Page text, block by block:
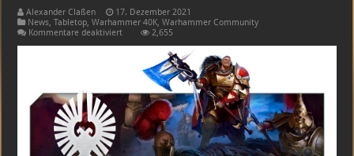
Alexander Claßen
17. Dezember 2021
News,Tabletop,Warhammer 40K,Warhammer Community
Kommentare deaktiviertfür
Adeptus
Custodes
bekommen
mächtige
neue
Schildhost-
Regeln
2,655